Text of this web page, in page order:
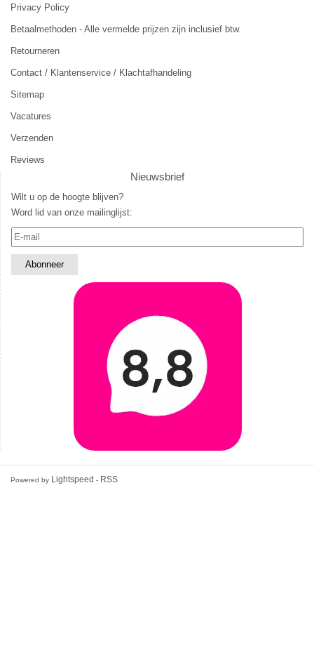
Privacy Policy
Betaalmethoden - Alle vermelde prijzen zijn inclusief btw.
Retourneren
Contact / Klantenservice / Klachtafhandeling
Sitemap
Vacatures
Verzenden
Reviews
Nieuwsbrief
Wilt u op de hoogte blijven?
Word lid van onze mailinglijst:
Powered by Lightspeed - RSS